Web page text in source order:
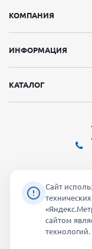
КОМПАНИЯ
ИНФОРМАЦИЯ
КАТАЛОГ
Сайт
сайтом
технологий.